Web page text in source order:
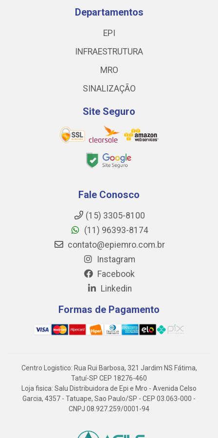
Departamentos
EPI
INFRAESTRUTURA
MRO
SINALIZAÇÃO
Site Seguro
Fale Conosco
(15) 3305-8100
(11) 96393-8174
contato@epiemro.com.br
Instagram
Facebook
Linkedin
Formas de Pagamento
Centro Logistico: Rua Rui Barbosa, 321 Jardim NS Fátima,
Tatuí-SP CEP 18276-460
Loja fisica: Salu Distribuidora de Epi e Mro - Avenida Celso
Garcia, 4357 - Tatuape, Sao Paulo/SP - CEP 03.063-000 -
CNPJ 08.927.259/0001-94